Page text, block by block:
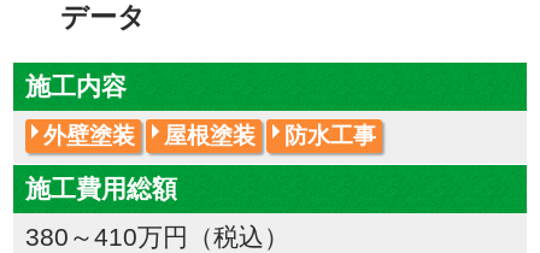
データ
施工内容
外壁塗装 屋根塗装 防水工事
施工費用総額
380～410万円（税込）